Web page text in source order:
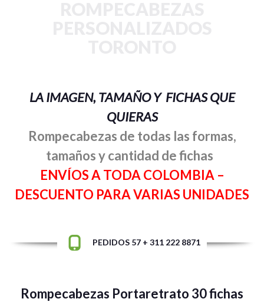
LA IMAGEN, TAMAÑO Y FICHAS QUE
QUIERAS
Rompecabezas de todas las formas,
tamaños y cantidad de fichas
ENVÍOS A TODA COLOMBIA –
DESCUENTO PARA VARIAS UNIDADES
PEDIDOS 57 + 311 222 8871
Rompecabezas Portaretrato 30 fichas